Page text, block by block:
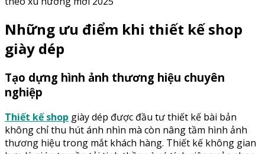
Những ưu điểm khi thiết kế shop
giày dép
Tạo dựng hình ảnh thương hiệu chuyên
nghiệp
Thiết kế shop giày dép được đầu tư thiết kế bài bản
không chỉ thu hút ánh nhìn mà còn nâng tầm hình ảnh
thương hiệu trong mắt khách hàng. Thiết kế không gian